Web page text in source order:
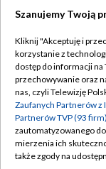
Abonament TVP
Emisja w TVP
Centrum
Naziemna
Szanujemy Twoją
Kliknij "Akceptuję i
korzystanie z
dostęp do informacji
przechowywanie oraz
nas, czyli Telewizję
Zaufanych Partnerów z
Partnerów TVP (93 firm)
zautomatyzowanego
mierzenia ich
także zgody na